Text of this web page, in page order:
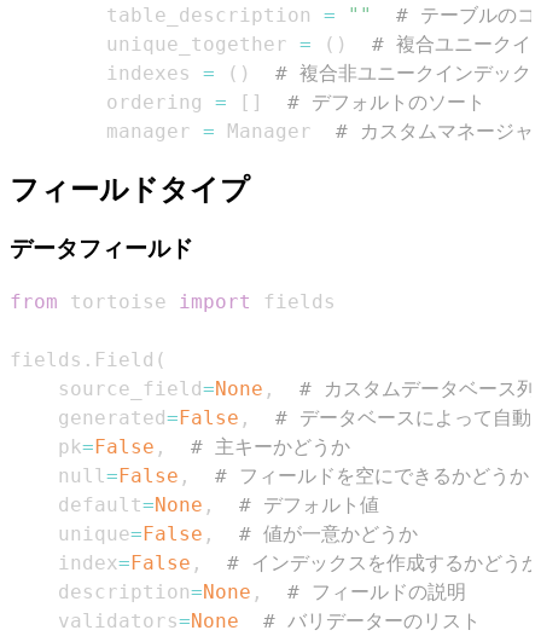
        table_description
= ""
# テーブルのコ
        unique_together
= ( )
# 複合ユニークイ
        indexes
= ( )
# 複合非ユニークインデック
        ordering
= [ ]
# デフォルトのソート
        manager
= Manager # カスタムマネージャ
フィールドタイプ
データフィールド
from tortoise import
fields . Field (
    source_field
=None ,
# カスタムデータベース列
    generated
=False ,
# データベースによって自動
    pk
=False ,
# 主キーかどうか
    null
=False ,
# フィールドを空にできるかどうか
    default
=None ,
# デフォルト値
    unique
=False ,
# 値が一意かどうか
    index
=False ,
# インデックスを作成するかどうか
    description
=None ,
# フィールドの説明
    validators
=None
# バリデーターのリスト